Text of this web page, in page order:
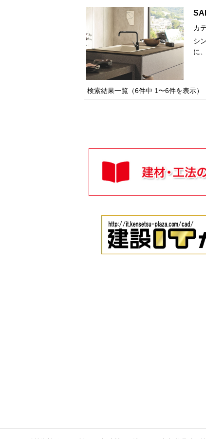
カ
シ
に
検索結果一覧（6件中 1〜6件を表示）